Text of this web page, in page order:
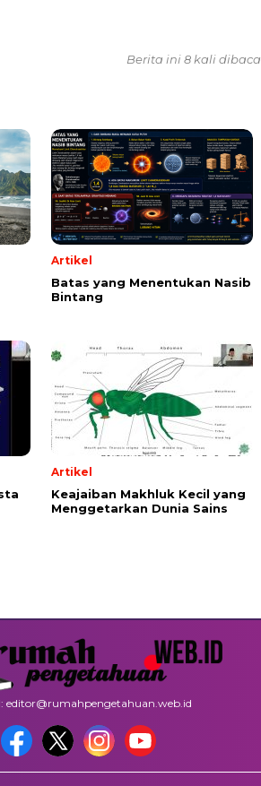
Berita ini 8 kali dibaca
Artikel
Batas yang Menentukan Nasib
Bintang
Artikel
Keajaiban Makhluk Kecil yang
Menggetarkan Dunia Sains
editor@rumahpengetahuan.web.id